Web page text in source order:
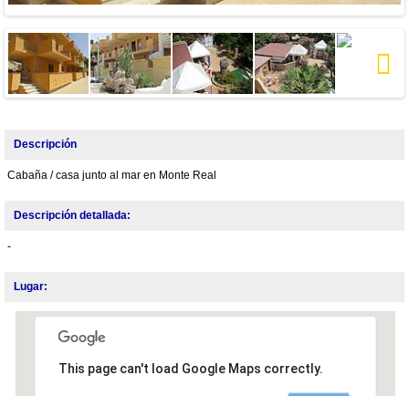
Descripción
Cabaña / casa junto al mar en Monte Real
Descripción detallada:
-
Lugar:
This page can't load Google Maps correctly.